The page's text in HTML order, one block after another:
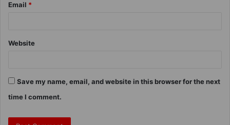
Email *
Website
Save my name, email, and website in this browser for the next
time I comment.